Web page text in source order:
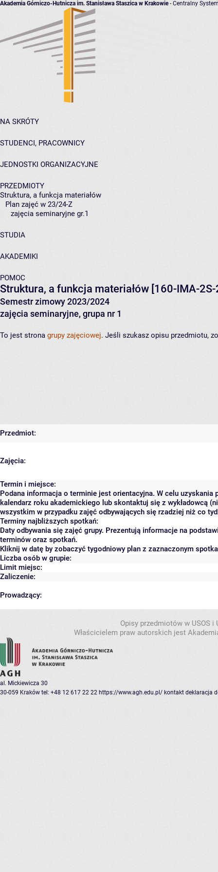
Akademia Górniczo-Hutnicza im. Stanisława Staszica w Krakowie- Centralny
NA SKRÓTY
STUDENCI, PRACOWNICY
JEDNOSTKI ORGANIZACYJNE
PRZEDMIOTY
Struktura, a funkcja materiałów
Plan zajęć w 23/24-Z
zajęcia seminaryjne gr.1
STUDIA
AKADEMIKI
POMOC
Struktura, a funkcja materiałów [160-IMA-
Semestr zimowy 2023/2024
zajęcia seminaryjne, grupa nr 1
To jest strona grupy zajęciowej. Jeśli szukasz opisu przedmiotu,
Przedmiot:
Zajęcia:
Termin i miejsce:
Podana informacja o terminie jest orientacyjna. W celu uzyskania
kalendarz roku akademickiego lub skontaktuj się z wykładowcą
wszystkim w przypadku zajęć odbywających się rzadziej niż co
Terminy najbliższych spotkań:
Daty odbywania się zajęć grupy. Prezentują informacje na
terminów oraz spotkań.
Kliknij w datę by zobaczyć tygodniowy plan z zaznaczonym
Liczba osób w grupie:
Limit miejsc:
Zaliczenie:
Prowadzący:
Opisy przedmiotów w USOS
Właścicielem praw autorskich jest
al. Mickiewicza 30
30-059 Kraków tel: +48 12 617 22 22 https://www.agh.edu.pl/ kontakt deklaracja